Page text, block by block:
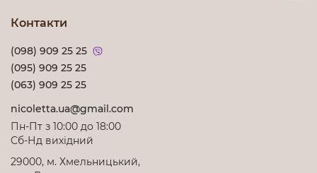
Контакти
(098) 909 25 25
(095) 909 25 25
(063) 909 25 25
nicoletta.ua@gmail.com
Пн-Пт з 10:00 до 18:00
Cб-Нд вихідний
29000, м. Хмельницький,